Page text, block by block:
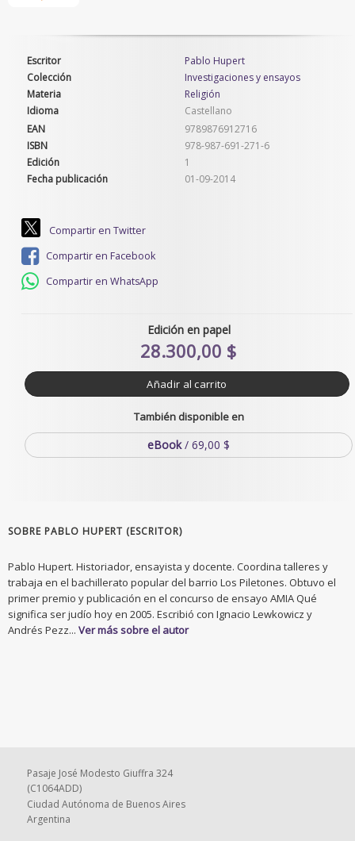
Escritor
Pablo Hupert
Colección
Investigaciones y ensayos
Materia
Religión
Idioma
Castellano
EAN
9789876912716
ISBN
978-987-691-271-6
Edición
1
Fecha publicación
01-09-2014
Compartir en Twitter
Compartir en Facebook
Compartir en WhatsApp
Edición en papel
28.300,00 $
Añadir al carrito
También disponible en
eBook/ 69,00 $
SOBRE PABLO HUPERT (ESCRITOR)
Pablo Hupert. Historiador, ensayista y docente. Coordina talleres y
trabaja en el bachillerato popular del barrio Los Piletones. Obtuvo el
primer premio y publicación en el concurso de ensayo AMIA Qué
significa ser judío hoy en 2005. Escribió con Ignacio Lewkowicz y
Andrés Pezz... Ver más sobre el autor
Pasaje José Modesto Giuffra 324
(C1064ADD)
Ciudad Autónoma de Buenos Aires
Argentina